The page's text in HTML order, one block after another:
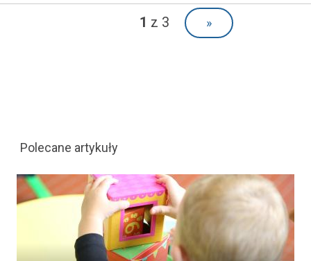
1 z 3 »
Polecane artykuły